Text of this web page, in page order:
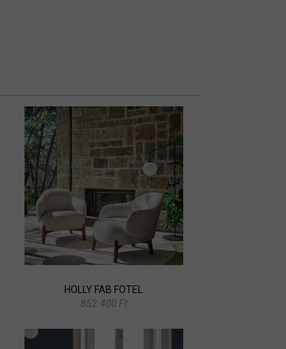
HOLLY FAB FOTEL
852.400 Ft